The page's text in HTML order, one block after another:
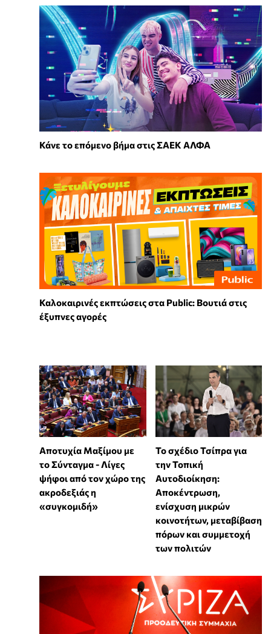
Κάνε το επόμενο βήμα στις ΣΑΕΚ ΑΛΦΑ
Καλοκαιρινές εκπτώσεις στα Public: Βουτιά στις
έξυπνες αγορές
Αποτυχία Μαξίμου με
το Σύνταγμα - Λίγες
ψήφοι από τον χώρο της
ακροδεξιάς η
«συγκομιδή»
Το σχέδιο Τσίπρα για
την Τοπική
Αυτοδιοίκηση:
Αποκέντρωση,
ενίσχυση μικρών
κοινοτήτων, μεταβίβαση
πόρων και συμμετοχή
των πολιτών